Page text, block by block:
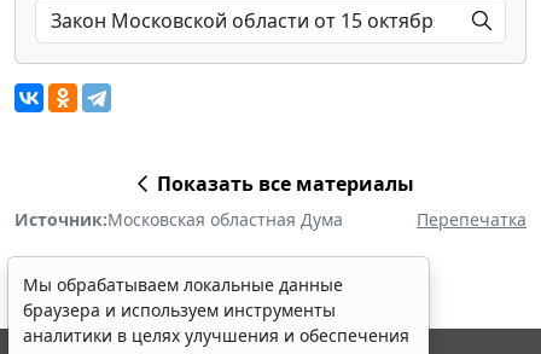
Показать все материалы
Источник:Московская областная Дума Перепечатка
Мы обрабатываем локальные данные
браузера и используем инструменты
аналитики в целях улучшения и обеспечения